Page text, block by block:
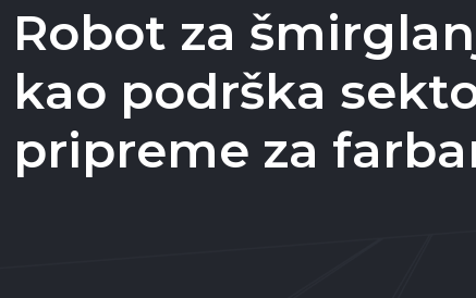
Robot za
kao podrška
pripreme za